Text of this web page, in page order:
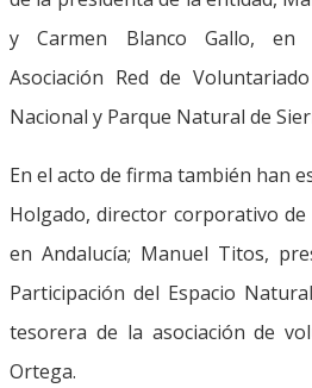
y Carmen Blanco Gallo, en
Asociación Red de
Nacional y Parque Natural de
En el acto de firma también han
Holgado, director corporativo
en Andalucía; Manuel Titos,
Participación del Espacio
tesorera de la asociación de
Ortega.